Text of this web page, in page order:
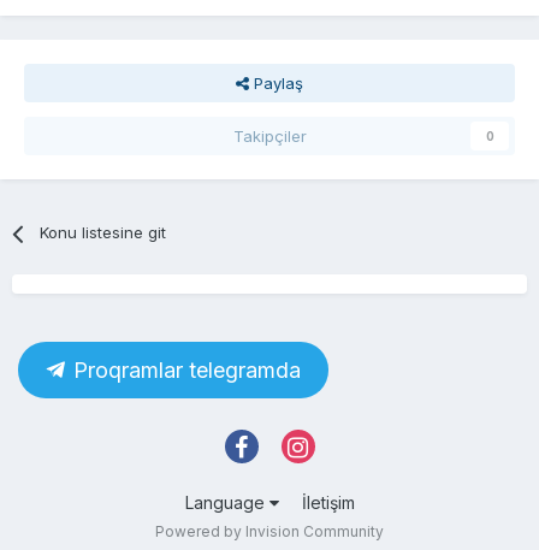
Paylaş
Takipçiler 0
Konu listesine git
Proqramlar telegramda
Language İletişim
Powered by Invision Community